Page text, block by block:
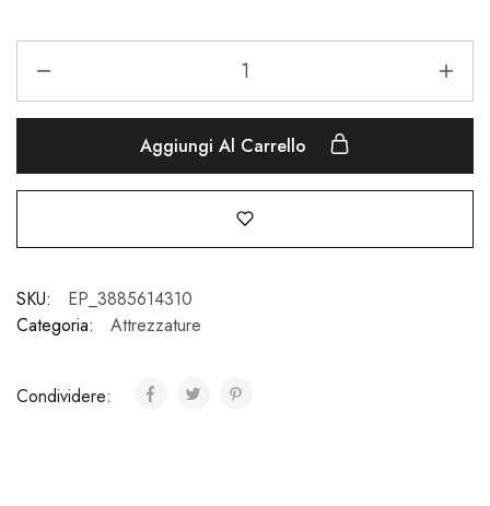
Aggiungi Al Carrello
SKU:
EP_3885614310
Categoria:
Attrezzature
Condividere: